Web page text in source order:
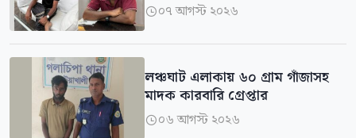
০৭ আগস্ট ২০২৬
লঞ্চঘাট এলাকায় ৬০ গ্রাম গাঁজাসহ
মাদক কারবারি গ্রেপ্তার
০৬ আগস্ট ২০২৬